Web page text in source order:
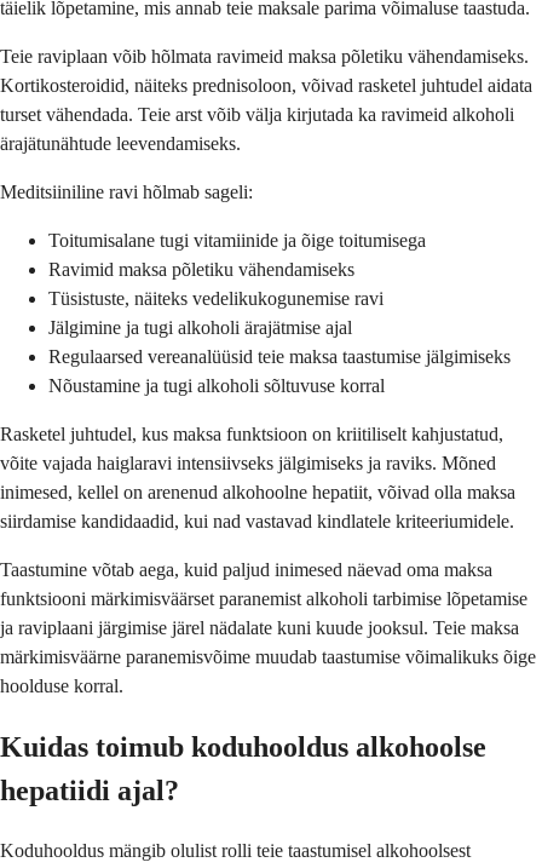
täielik lõpetamine, mis annab teie maksale parima võimaluse taastuda.
Teie raviplaan võib hõlmata ravimeid maksa põletiku vähendamiseks.
Kortikosteroidid, näiteks prednisoloon, võivad rasketel juhtudel aidata
turset vähendada. Teie arst võib välja kirjutada ka ravimeid alkoholi
ärajätunähtude leevendamiseks.
Meditsiiniline ravi hõlmab sageli:
Toitumisalane tugi vitamiinide ja õige toitumisega
Ravimid maksa põletiku vähendamiseks
Tüsistuste, näiteks vedelikukogunemise ravi
Jälgimine ja tugi alkoholi ärajätmise ajal
Regulaarsed vereanalüüsid teie maksa taastumise jälgimiseks
Nõustamine ja tugi alkoholi sõltuvuse korral
Rasketel juhtudel, kus maksa funktsioon on kriitiliselt kahjustatud,
võite vajada haiglaravi intensiivseks jälgimiseks ja raviks. Mõned
inimesed, kellel on arenenud alkohoolne hepatiit, võivad olla maksa
siirdamise kandidaadid, kui nad vastavad kindlatele kriteeriumidele.
Taastumine võtab aega, kuid paljud inimesed näevad oma maksa
funktsiooni märkimisväärset paranemist alkoholi tarbimise lõpetamise
ja raviplaani järgimise järel nädalate kuni kuude jooksul. Teie maksa
märkimisväärne paranemisvõime muudab taastumise võimalikuks õige
hoolduse korral.
Kuidas toimub koduhooldus alkohoolse
hepatiidi ajal?
Koduhooldus mängib olulist rolli teie taastumisel alkohoolsest